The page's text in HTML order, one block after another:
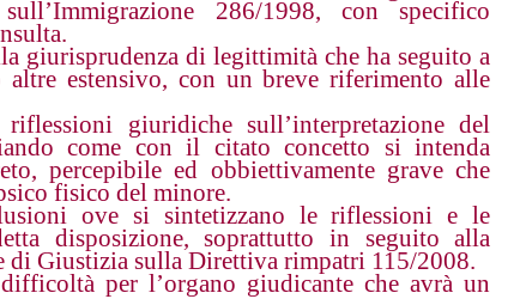
286/1998, con specifico
giurisprudenza di legittimità che ha seguito a
estensivo, con un breve riferimento alle
giuridiche sull’interpretazione del
come con il citato concetto si intenda
percepibile ed obbiettivamente grave che
fisico del minore.
ove si sintetizzano le riflessioni e le
disposizione, soprattutto in seguito alla
di Giustizia sulla Direttiva rimpatri 115/2008.
per l’organo giudicante che avrà un